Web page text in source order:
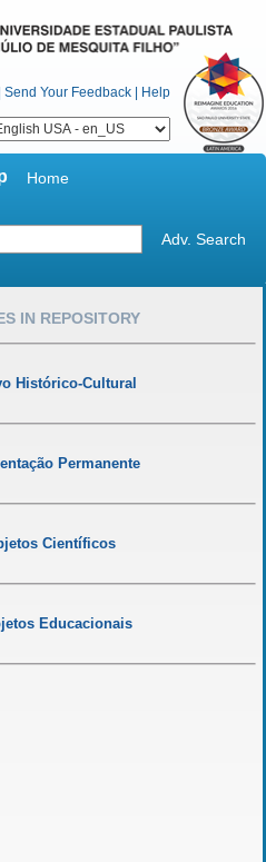
Send Your Feedback | Help
Home
Adv. Search
IN REPOSITORY
Histórico-Cultural
Permanente
Científicos
Educacionais